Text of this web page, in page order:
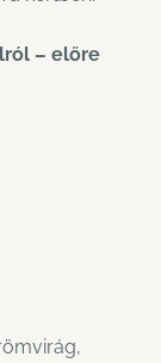
– előre